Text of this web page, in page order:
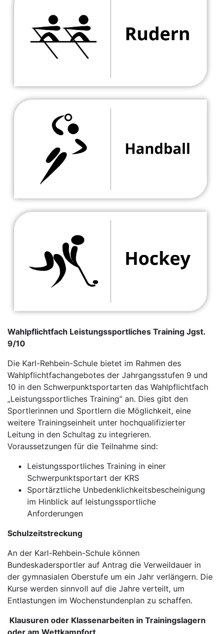
Wahlpflichtfach Leistungssportliches Training Jgst.
9/10
Die Karl-Rehbein-Schule bietet im Rahmen des
Wahlpflichtfachangebotes der Jahrgangsstufen 9 und
10 in den Schwerpunktsportarten das Wahlpflichtfach
„Leistungssportliches Training“ an. Dies gibt den
Sportlerinnen und Sportlern die Möglichkeit, eine
weitere Trainingseinheit unter hochqualifizierter
Leitung in den Schultag zu integrieren.
Voraussetzungen für die Teilnahme sind:
Leistungssportliches Training in einer
Schwerpunktsportart der KRS
Sportärztliche Unbedenklichkeitsbescheinigung
im Hinblick auf leistungssportliche
Anforderungen
Schulzeitstreckung
An der Karl-Rehbein-Schule können
Bundeskadersportler auf Antrag die Verweildauer in
der gymnasialen Oberstufe um ein Jahr verlängern. Die
Kurse werden sinnvoll auf die Jahre verteilt, um
Entlastungen im Wochenstundenplan zu schaffen.
Klausuren oder Klassenarbeiten in Trainingslagern
oder am Wettkampfort